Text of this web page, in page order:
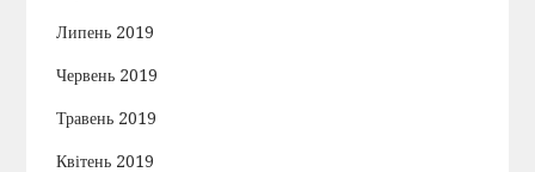
Липень 2019
Червень 2019
Травень 2019
Квітень 2019